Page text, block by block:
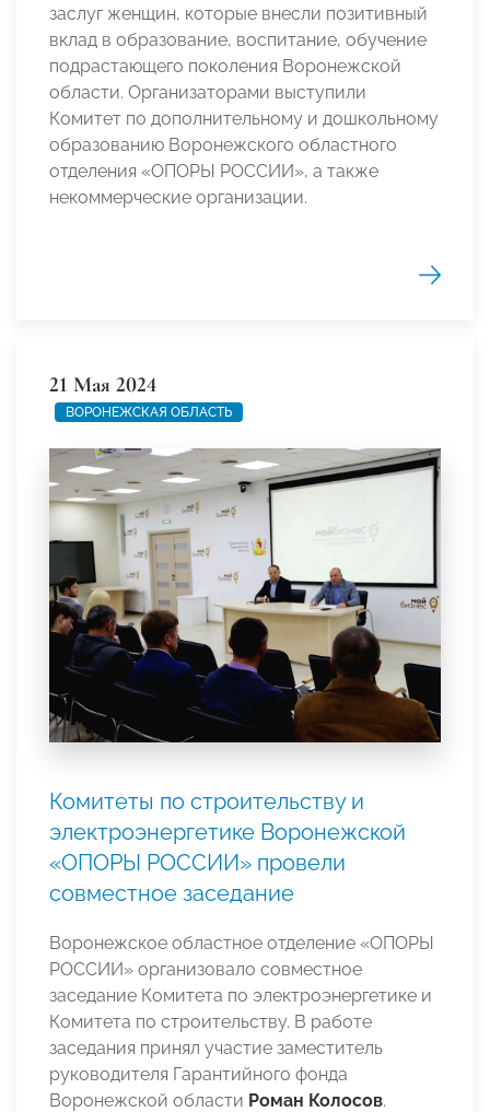
заслуг женщин, которые внесли позитивный
вклад в образование, воспитание, обучение
подрастающего поколения Воронежской
области. Организаторами выступили
Комитет по дополнительному и дошкольному
образованию Воронежского областного
отделения «ОПОРЫ РОССИИ», а также
некоммерческие организации.
21 Мая 2024
ВОРОНЕЖСКАЯ ОБЛАСТЬ
Комитеты по строительству и
электроэнергетике Воронежской
«ОПОРЫ РОССИИ» провели
совместное заседание
Воронежское областное отделение «ОПОРЫ
РОССИИ» организовало совместное
заседание Комитета по электроэнергетике и
Комитета по строительству. В работе
заседания принял участие заместитель
руководителя Гарантийного фонда
Воронежской области Роман Колосов.